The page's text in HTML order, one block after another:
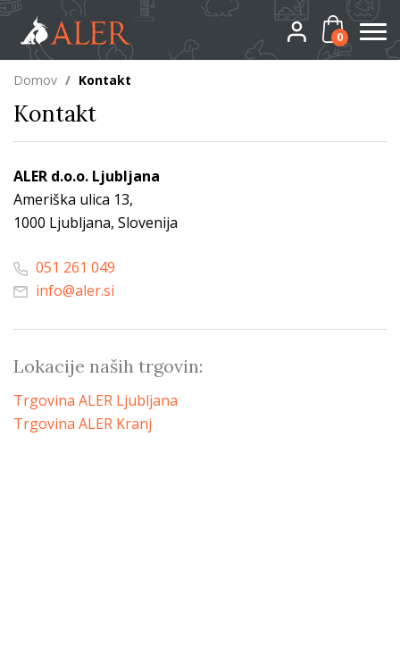
0
Domov / Kontakt
Kontakt
ALER d.o.o. Ljubljana
Ameriška ulica 13,
1000 Ljubljana, Slovenija
051 261 049
info@aler.si
Lokacije naših trgovin:
Trgovina ALER Ljubljana
Trgovina ALER Kranj